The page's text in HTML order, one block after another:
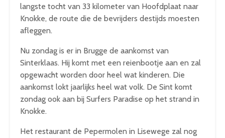
langste tocht van 33 kilometer van Hoofdplaat naar
Knokke, de route die de bevrijders destijds moesten
afleggen.
Nu zondag is er in Brugge de aankomst van
Sinterklaas. Hij komt met een reienbootje aan en zal
opgewacht worden door heel wat kinderen. Die
aankomst lokt jaarlijks heel wat volk. De Sint komt
zondag ook aan bij Surfers Paradise op het strand in
Knokke.
Het restaurant de Pepermolen in Lisewege zal nog